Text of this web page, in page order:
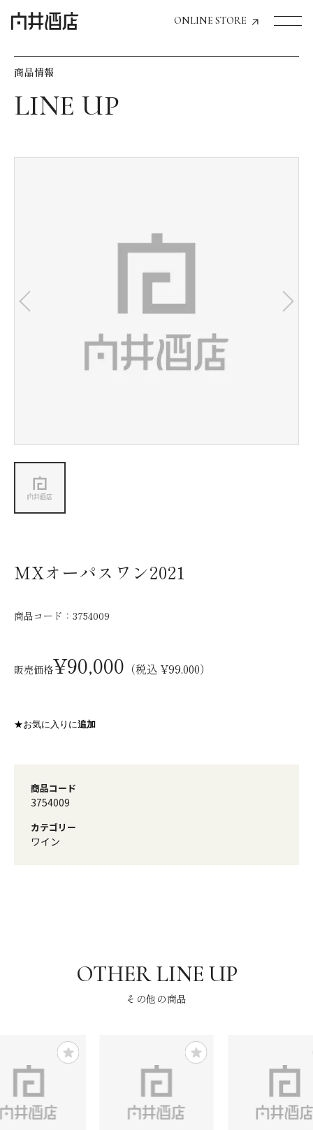
ONLINE STORE
飲食店経営のお客様
お気に入り機能の活用方法
会社情報
商品情報
MXオーパスワン2021
商品コード： 3754009
販売価格¥90,000 （税込 ¥99,000）
★お気に入りに追加
商品コード
3754009
カテゴリー
ワイン
その他の商品